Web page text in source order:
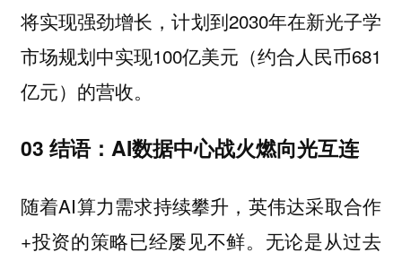
将实现强劲增长，计划到2030年在新光子学
市场规划中实现100亿美元（约合人民币681
亿元）的营收。
03 结语：AI数据中心战火燃向光互连
随着AI算力需求持续攀升，英伟达采取合作
+投资的策略已经屡见不鲜。无论是从过去